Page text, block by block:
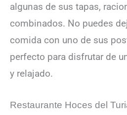
algunas de sus tapas,
combinados. No puedes
comida con uno de sus
perfecto para disfrutar de
y relajado.
Restaurante Hoces del